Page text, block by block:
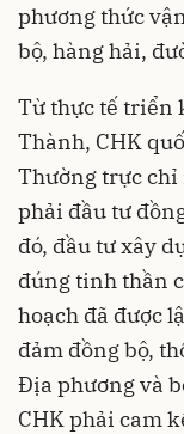
phương thức
bộ, hàng hải,
Từ thực tế triển
Thành, CHK
Thường trực
phải đầu tư
đó, đầu tư xây
đúng tinh thần
hoạch đã được
đảm đồng bộ,
Địa phương và
CHK phải cam